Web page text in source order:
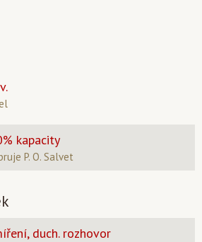
kapacity
P. O. Salvet
duch. rozhovor